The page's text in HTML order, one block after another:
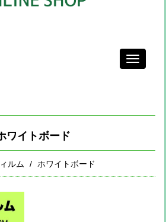
Toggle
ワイトボード
ルム ホワイトボード